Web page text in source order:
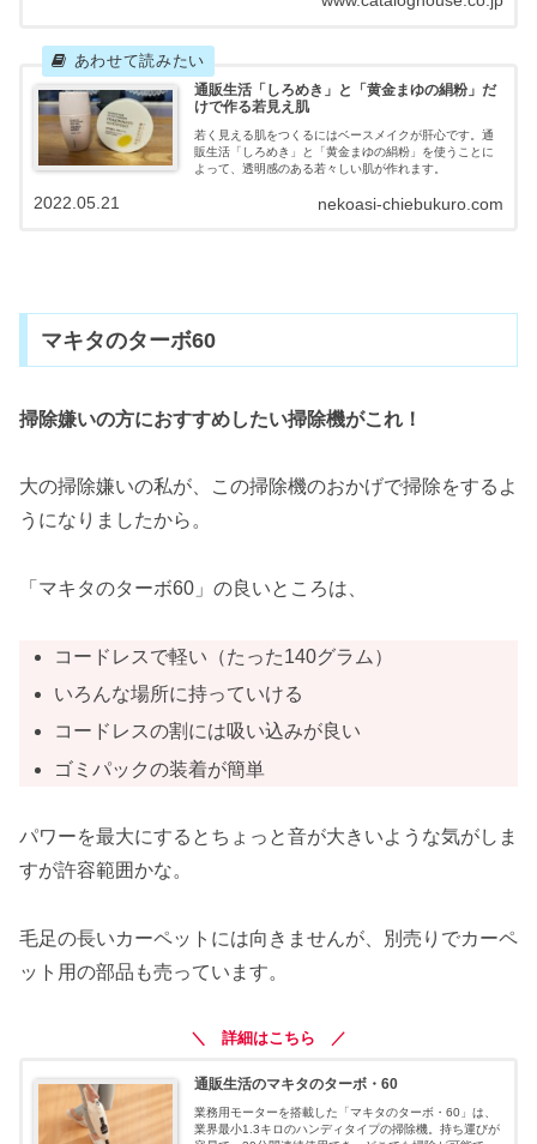
通販生活「しろめき」と「黄金まゆの絹粉」だ
けで作る若見え肌
若く見える肌をつくるにはベースメイクが肝心です。通
販生活「しろめき」と「黄金まゆの絹粉」を使うことに
よって、透明感のある若々しい肌が作れます。
nekoasi-chiebukuro.com
2022.05.21
マキタのターボ60
掃除嫌いの方におすすめしたい掃除機がこれ！
大の掃除嫌いの私が、この掃除機のおかげで掃除をするよ
うになりましたから。
「マキタのターボ60」の良いところは、
コードレスで軽い（たった140グラム）
いろんな場所に持っていける
コードレスの割には吸い込みが良い
ゴミパックの装着が簡単
パワーを最大にするとちょっと音が大きいような気がしま
すが許容範囲かな。
毛足の長いカーペットには向きませんが、別売りでカーペ
ット用の部品も売っています。
＼ 詳細はこちら ／
通販生活のマキタのターボ・60
業務用モーターを搭載した「マキタのターボ・60」は、
業界最小1.3キロのハンディタイプの掃除機。持ち運びが